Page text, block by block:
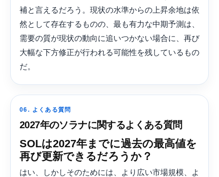
補と言えるだろう。現状の水準からの上昇余地は依
然として存在するものの、最も有力な中期予測は、
需要の質が現状の動向に追いつかない場合に、再び
大幅な下方修正が行われる可能性を残しているもの
だ。
06. よくある質問
2027年のソラナに関するよくある質問
SOLは2027年までに過去の最高値を
再び更新できるだろうか？
はい、しかしそのためには、より広い市場規模、よ